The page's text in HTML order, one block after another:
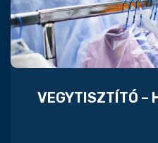
VEGYTISZTÍTÓ –